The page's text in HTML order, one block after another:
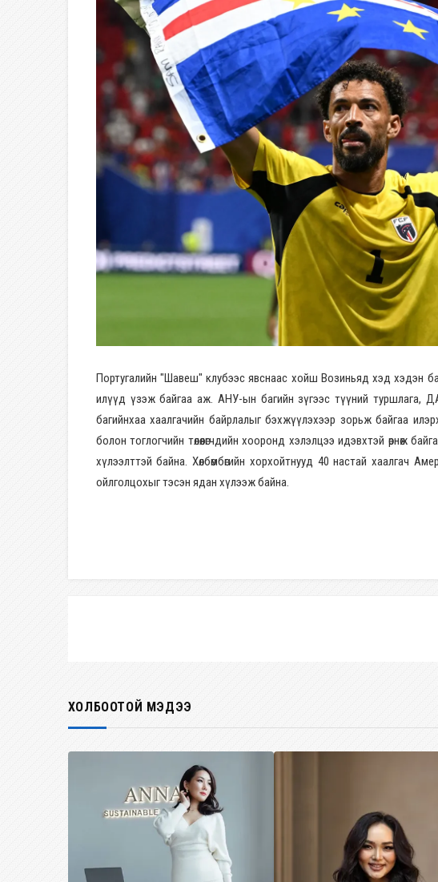
Португалийн "Шавеш" клубээс явснаас хойш Возиньяд хэд хэдэн
илүүд үзэж байгаа аж. АНУ-ын багийн зүгээс түүний туршлага,
багийнхаа хаалгачийн байрлалыг бэхжүүлэхээр зорьж байгаа
болон тоглогчийн төлөөлөгчдийн хооронд хэлэлцээ идэвхтэй өрнөж
хүлээлттэй байна. Хөлбөмбөгийн хорхойтнууд 40 настай хаалгач
ойлголцохыг тэсэн ядан хүлээж байна.
ХОЛБООТОЙ МЭДЭЭ